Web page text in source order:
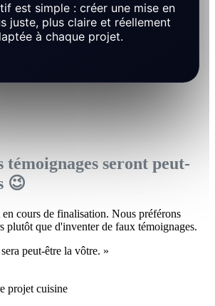
est simple : créer une mise en
juste, plus claire et réellement
à chaque projet.
témoignages seront peut-
😉
cours de finalisation. Nous préférons
plutôt que d'inventer de faux témoignages.
peut-être la vôtre. »
projet cuisine